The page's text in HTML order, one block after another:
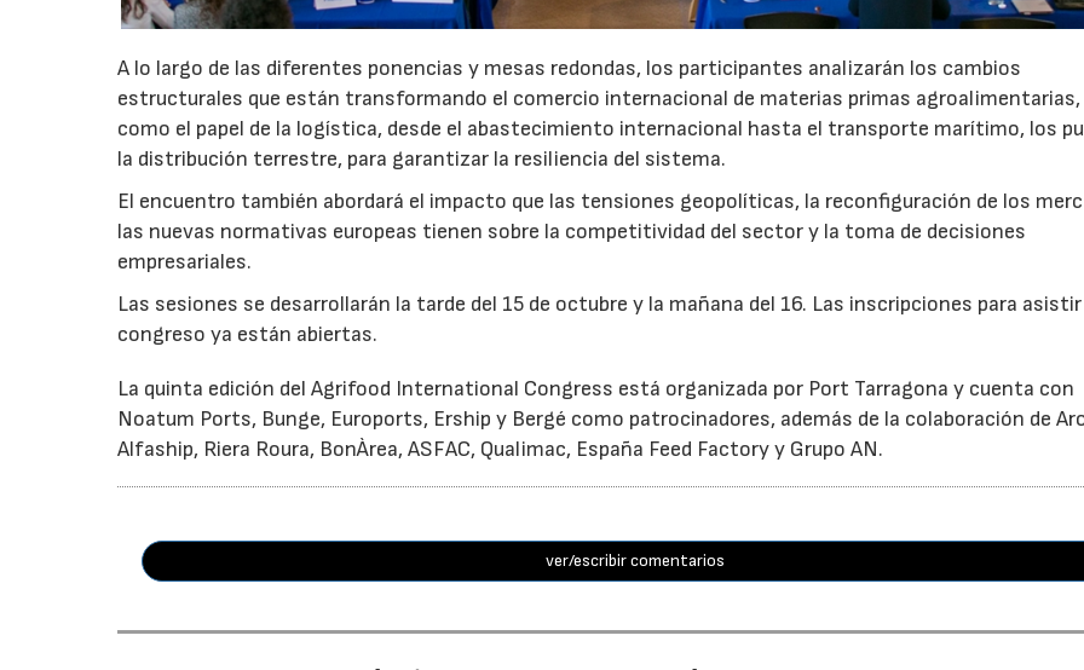
A lo largo de las diferentes ponencias y mesas redondas, los participantes analizarán los cambios
estructurales que están transformando el comercio internacional de materias primas agroalimentarias,
como el papel de la logística, desde el abastecimiento internacional hasta el transporte marítimo, los
la distribución terrestre, para garantizar la resiliencia del sistema.
El encuentro también abordará el impacto que las tensiones geopolíticas, la reconfiguración de los
las nuevas normativas europeas tienen sobre la competitividad del sector y la toma de decisiones
empresariales.
Las sesiones se desarrollarán la tarde del 15 de octubre y la mañana del 16. Las inscripciones para
congreso ya están abiertas.
La quinta edición del Agrifood International Congress está organizada por Port Tarragona y cuenta con
Noatum Ports, Bunge, Euroports, Ership y Bergé como patrocinadores, además de la colaboración de
Alfaship, Riera Roura, BonÀrea, ASFAC, Qualimac, España Feed Factory y Grupo AN.
ver/escribir comentarios